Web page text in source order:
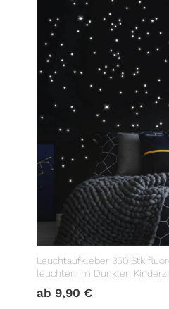
Leuchtaufkleber 350 Stk
leuchten im Dunklen
ab 9,90 €